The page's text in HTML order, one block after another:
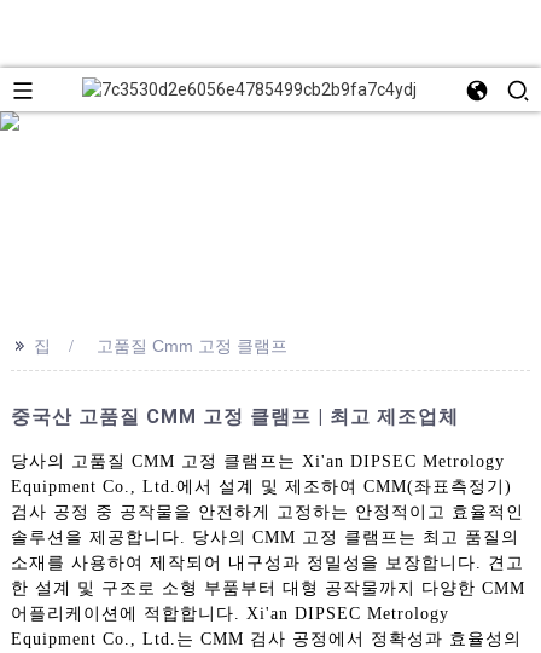
>> 집 고품질 Cmm 고정 클램프
중국산 고품질 CMM 고정 클램프 | 최고 제조업체
당사의 고품질 CMM 고정 클램프는 Xi'an DIPSEC Metrology
Equipment Co., Ltd.에서 설계 및 제조하여 CMM(좌표측정기)
검사 공정 중 공작물을 안전하게 고정하는 안정적이고 효율적인
솔루션을 제공합니다. 당사의 CMM 고정 클램프는 최고 품질의
소재를 사용하여 제작되어 내구성과 정밀성을 보장합니다. 견고
한 설계 및 구조로 소형 부품부터 대형 공작물까지 다양한 CMM
어플리케이션에 적합합니다. Xi'an DIPSEC Metrology
Equipment Co., Ltd.는 CMM 검사 공정에서 정확성과 효율성의